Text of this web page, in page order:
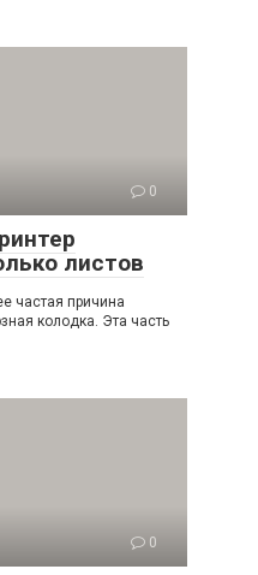
0
листов
частая причина
колодка. Эта часть
0